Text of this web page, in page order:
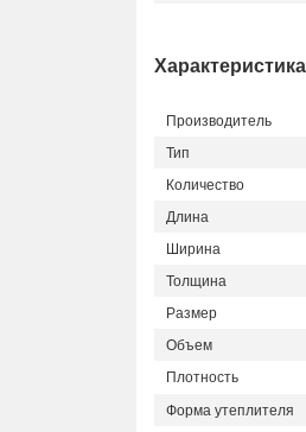
Характеристика
Производитель
Тип
Количество
Длина
Ширина
Толщина
Размер
Объем
Плотность
Форма утеплителя